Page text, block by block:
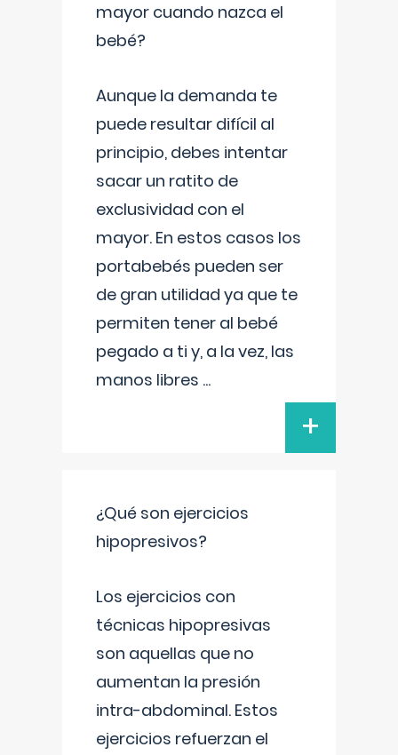
mayor cuando nazca el
bebé?
Aunque la demanda te
puede resultar difícil al
principio, debes intentar
sacar un ratito de
exclusividad con el
mayor. En estos casos los
portabebés pueden ser
de gran utilidad ya que te
permiten tener al bebé
pegado a ti y, a la vez, las
manos libres ...
+
¿Qué son ejercicios
hipopresivos?
Los ejercicios con
técnicas hipopresivas
son aquellas que no
aumentan la presión
intra-abdominal. Estos
ejercicios refuerzan el